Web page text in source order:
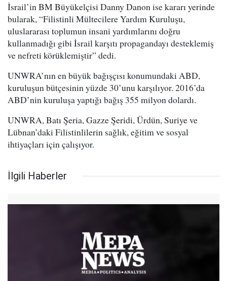
İsrail’in BM Büyükelçisi Danny Danon ise kararı yerinde
bularak, “Filistinli Mültecilere Yardım Kuruluşu,
uluslararası toplumun insani yardımlarını doğru
kullanmadığı gibi İsrail karşıtı propagandayı desteklemiş
ve nefreti körüklemiştir” dedi.
UNWRA’nın en büyük bağışçısı konumundaki ABD,
kuruluşun bütçesinin yüzde 30’unu karşılıyor. 2016’da
ABD’nin kuruluşa yaptığı bağış 355 milyon dolardı.
UNWRA, Batı Şeria, Gazze Şeridi, Ürdün, Suriye ve
Lübnan’daki Filistinlilerin sağlık, eğitim ve sosyal
ihtiyaçları için çalışıyor.
İlgili Haberler